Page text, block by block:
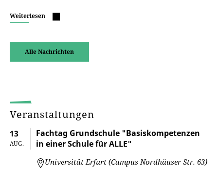
Weiterlesen
Alle Nachrichten
Veranstaltungen
13
AUG.
Fachtag Grundschule "Basiskompetenzen
in einer Schule für ALLE"
Universität Erfurt (Campus Nordhäuser Str. 63)